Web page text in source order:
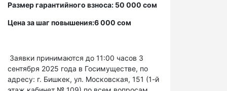
Размер гарантийного взноса: 50 000 сом
Цена за шаг повышения:6 000 сом
Заявки принимаются до 11:00 часов 3
сентября 2025 года в Госимуществе, по
адресу: г. Бишкек, ул. Московская, 151 (1-й